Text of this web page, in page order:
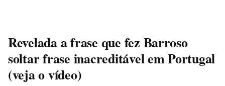
Revelada a frase que fez Barroso
soltar frase inacreditável em Portugal
(veja o vídeo)